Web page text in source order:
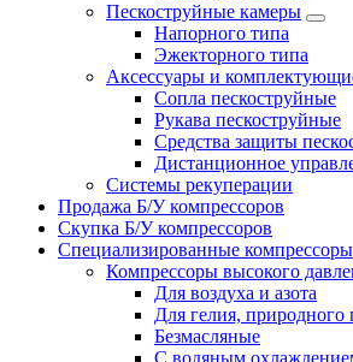
Пескоструйные камеры
Напорного типа
Эжекторного типа
Аксессуары и
Сопла пескоструйные
Рукава пескоструйные
Средства защиты
Дистанционное
Системы рекуперации
Продажа Б/У компрессоров
Скупка Б/У компрессоров
Специализированные компрессоры
Компрессоры высокого
Для воздуха и азота
Для гелия, природного
Безмасляные
С водяным